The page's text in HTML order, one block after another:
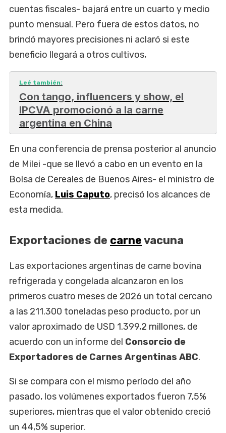
cuentas fiscales- bajará entre un cuarto y medio
punto mensual. Pero fuera de estos datos, no
brindó mayores precisiones ni aclaró si este
beneficio llegará a otros cultivos,
Leé también:
Con tango, influencers y show, el
IPCVA promocionó a la carne
argentina en China
En una conferencia de prensa posterior al anuncio
de Milei -que se llevó a cabo en un evento en la
Bolsa de Cereales de Buenos Aires- el ministro de
Economía, Luis Caputo, precisó los alcances de
esta medida.
Exportaciones de carnevacuna
Las exportaciones argentinas de carne bovina
refrigerada y congelada alcanzaron en los
primeros cuatro meses de 2026 un total cercano
a las 211.300 toneladas peso producto, por un
valor aproximado de USD 1.399,2 millones, de
acuerdo con un informe del Consorcio de
Exportadores de Carnes Argentinas ABC.
Si se compara con el mismo período del año
pasado, los volúmenes exportados fueron 7,5%
superiores, mientras que el valor obtenido creció
un 44,5% superior.